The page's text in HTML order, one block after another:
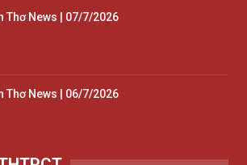
Thơ News | 07/7/2026
Thơ News | 06/7/2026